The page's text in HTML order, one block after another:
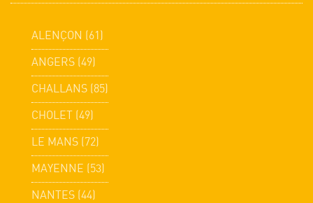
ALENÇON (61)
ANGERS (49)
CHALLANS (85)
CHOLET (49)
LE MANS (72)
MAYENNE (53)
NANTES (44)